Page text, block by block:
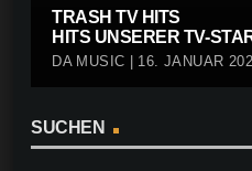
TRASH TV HITS
HITS UNSERER TV-
DA MUSIC | 16. JANUAR
SUCHEN